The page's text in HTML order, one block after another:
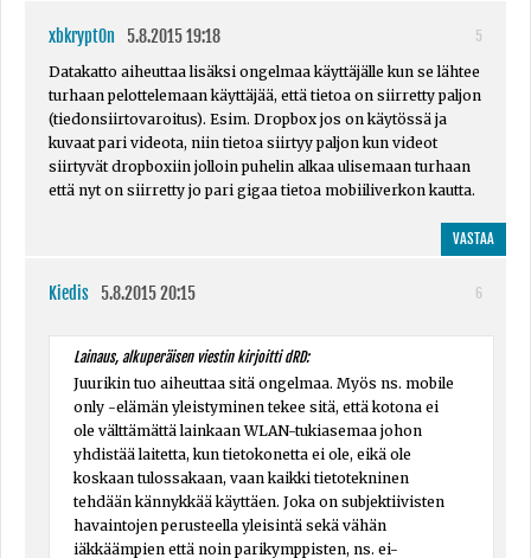
xbkrypt0n 5.8.2015 19:18
5
Datakatto aiheuttaa lisäksi ongelmaa käyttäjälle kun se lähtee
turhaan pelottelemaan käyttäjää, että tietoa on siirretty paljon
(tiedonsiirtovaroitus). Esim. Dropbox jos on käytössä ja
kuvaat pari videota, niin tietoa siirtyy paljon kun videot
siirtyvät dropboxiin jolloin puhelin alkaa ulisemaan turhaan
että nyt on siirretty jo pari gigaa tietoa mobiiliverkon kautta.
VASTAA
Kiedis 5.8.2015 20:15 6
Lainaus, alkuperäisen viestin kirjoitti dRD:
Juurikin tuo aiheuttaa sitä ongelmaa. Myös ns. mobile
only -elämän yleistyminen tekee sitä, että kotona ei
ole välttämättä lainkaan WLAN-tukiasemaa johon
yhdistää laitetta, kun tietokonetta ei ole, eikä ole
koskaan tulossakaan, vaan kaikki tietotekninen
tehdään kännykkää käyttäen. Joka on subjektiivisten
havaintojen perusteella yleisintä sekä vähän
iäkkäämpien että noin parikymppisten, ns. ei-